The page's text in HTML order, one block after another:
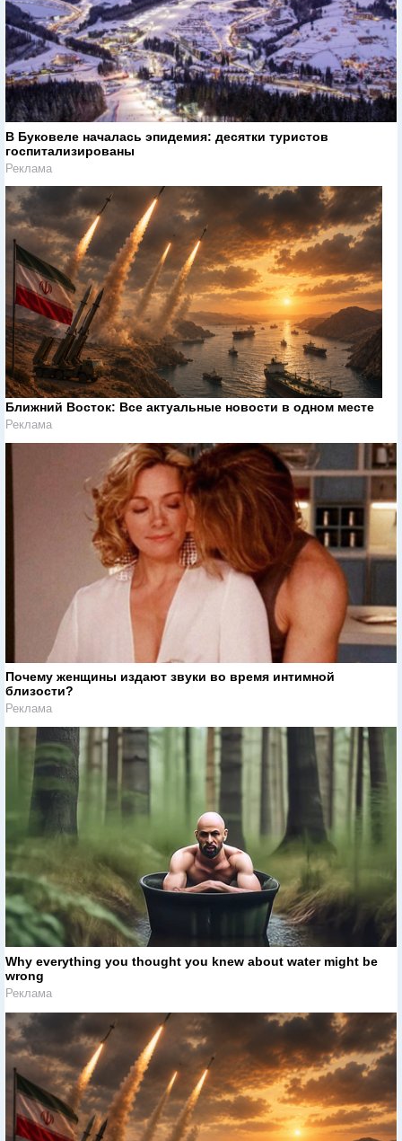
В Буковеле началась эпидемия: десятки туристов
госпитализированы
Реклама
Ближний Восток: Все актуальные новости в одном месте
Реклама
Почему женщины издают звуки во время интимной
близости?
Реклама
Why everything you thought you knew about water might be
wrong
Реклама